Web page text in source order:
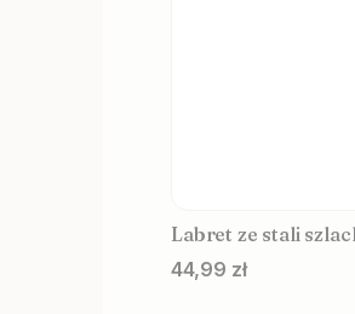
Labret ze stali
Cena
44,99 zł